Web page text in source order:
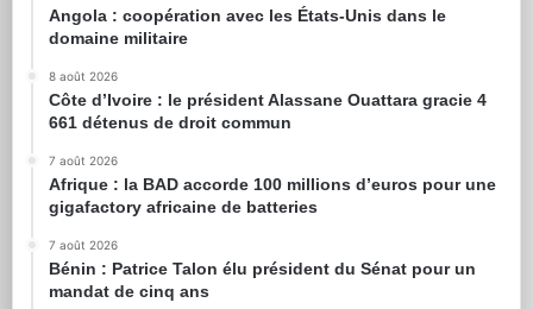
Angola : coopération avec les États-Unis dans le
domaine militaire
8 août 2026
Côte d’Ivoire : le président Alassane Ouattara gracie 4
661 détenus de droit commun
7 août 2026
Afrique : la BAD accorde 100 millions d’euros pour une
gigafactory africaine de batteries
7 août 2026
Bénin : Patrice Talon élu président du Sénat pour un
mandat de cinq ans